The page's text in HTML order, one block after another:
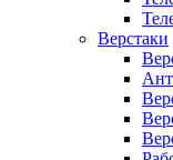
Верстаки